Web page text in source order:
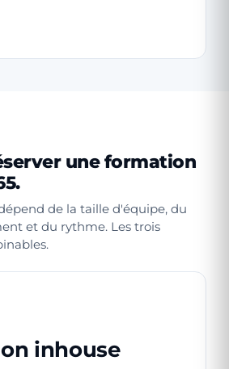
uneformation
.
de la taille d'équipe, du
et du rythme. Les trois
inhouse